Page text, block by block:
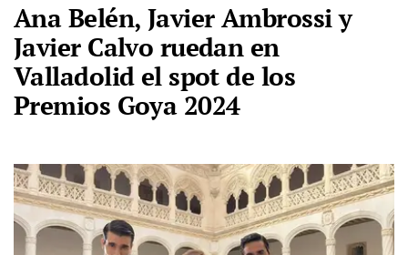
Ana Belén, Javier Ambrossi y
Javier Calvo ruedan en
Valladolid el spot de los
Premios Goya 2024